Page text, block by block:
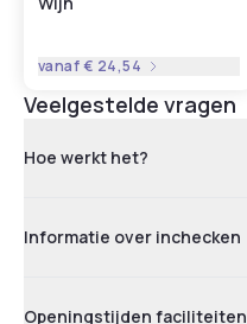
vanaf€ 24,54
Veelgestelde vragen
Hoe werkt het?
Informatie over inchecken
Openingstijden faciliteiten